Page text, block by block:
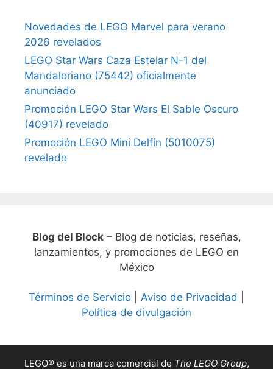
Novedades de LEGO Marvel para verano
2026 revelados
LEGO Star Wars Caza Estelar N-1 del
Mandaloriano (75442) oficialmente
anunciado
Promoción LEGO Star Wars El Sable Oscuro
(40917) revelado
Promoción LEGO Mini Delfín (5010075)
revelado
Blog del Block– Blog de noticias, reseñas,
lanzamientos, y promociones de LEGO en
México
Términos de Servicio Aviso de Privacidad
Política de divulgación
LEGO® es una marca comercial de The LEGO Group,